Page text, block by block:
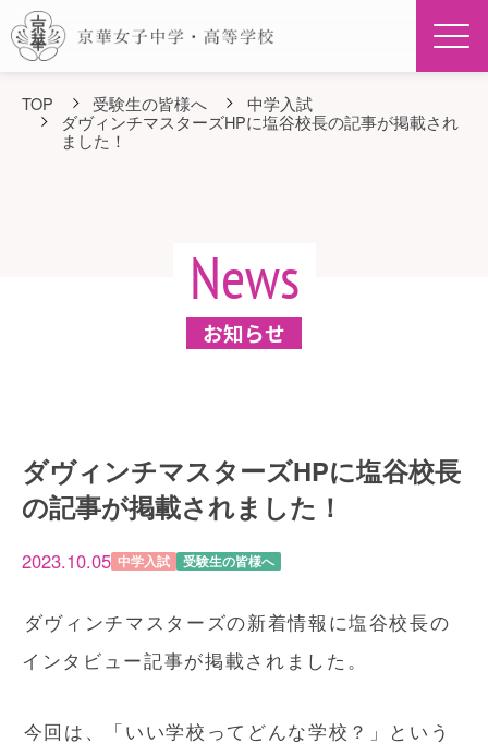
TOP 受験生の皆様へ
中学入試
ダヴィンチマスターズHPに塩谷校長の記事が掲載され
ました！
News
お知らせ
ダヴィンチマスターズHPに塩谷校長
の記事が掲載されました！
2023.10.05 中学入試 受験生の皆様へ
ダヴィンチマスターズの新着情報に塩谷校長の
インタビュー記事が掲載されました。
今回は、「いい学校ってどんな学校？」という